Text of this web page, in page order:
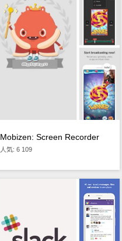
Mobizen: Screen Recorder
人気: 6 109